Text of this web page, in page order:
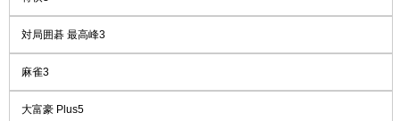
対局囲碁 最高峰3
麻雀3
大富豪 Plus5